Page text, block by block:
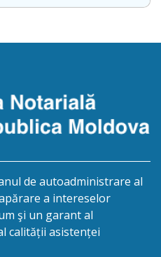
succesorale în urma
certificatului de
de autoadministrare al
a intereselor
şi un garant al
calității asistenței